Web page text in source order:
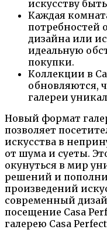
искусству
Каждая
потребностей
дизайна или
идеальную
покупки.
Коллекции в
обновляются,
галереи
Новый формат
позволяет
искусства в
от шума и суеты.
окунуться в мир
решений и
произведений
современный
посещение Casa
галерею Casa